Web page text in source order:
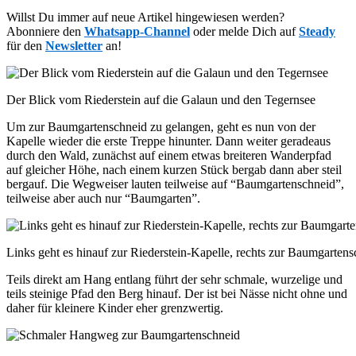
Willst Du immer auf neue Artikel hingewiesen werden?
Abonniere den Whatsapp-Channel oder melde Dich aufSteady
für den Newsletter an!
Der Blick vom Riederstein auf die Galaun und den Tegernsee
Um zur Baumgartenschneid zu gelangen, geht es nun von der
Kapelle wieder die erste Treppe hinunter. Dann weiter geradeaus
durch den Wald, zunächst auf einem etwas breiteren Wanderpfad
auf gleicher Höhe, nach einem kurzen Stück bergab dann aber steil
bergauf. Die Wegweiser lauten teilweise auf “Baumgartenschneid”,
teilweise aber auch nur “Baumgarten”.
Links geht es hinauf zur Riederstein-Kapelle, rechts zur
Teils direkt am Hang entlang führt der sehr schmale, wurzelige und
teils steinige Pfad den Berg hinauf. Der ist bei Nässe nicht ohne und
daher für kleinere Kinder eher grenzwertig.